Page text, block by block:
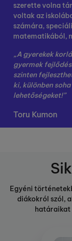
szerette volna
voltak az
számára,
matematikából,
„A gyerekek
gyermek
szinten
ki, különben
lehetőségeket!”
Toru Kumon
Egyéni
diákokról szól,
határaikat